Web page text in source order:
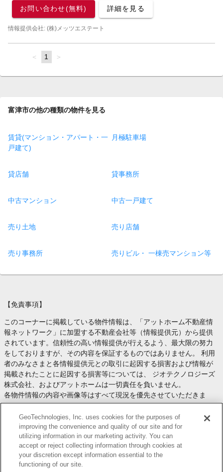
お問い合わせ(無料) 詳細を見る
情報提供会社: (株)メッツエステート
page
You're
page
1 page
富津市の他の種類の物件を見る
賃貸(マンション・アパート・一
戸建て)
月極駐車場
貸店舗 貸事務所
中古マンション 中古一戸建て
売り土地 売り店舗
売り事務所 売りビル・ 一棟売マンション等
【免責事項】
このコーナーに掲載している物件情報は、「アットホーム不動産情
報ネットワーク」に加盟する不動産会社等（情報提供元）から提供
されています。信頼性の高い情報提供が行えるよう、最大限の努力
をしておりますが、その内容を保証するものではありません。 利用
者のみなさまと各情報提供元との取引に起因する損害および情報が
掲載されたことに起因する損害等については、 ジオテクノロジーズ
株式会社、およびアットホームは一切責任を負いません。
各物件情報の内容や画像等はすべて現況を優先させていただきま
す。
お取引等（お取引の準備、資金調達等を含みます）の際には、内容
や契約条件等について、 各情報提供元より十分な説明を受け、ご自
身でご確認の上、判断してください。
このコーナーへの物件情報のご掲載、その他不動産業務ソリューシ
ョン等についての不動産会社様のお問合せはこちら
します。
GeoTechnologies, Inc. uses cookies for the purposes of
improving the convenience and quality of our site and for
utilizing information in our marketing activity. You can
accept or reject collecting information through cookies at
your discretion except information essential to the
functioning of our site.